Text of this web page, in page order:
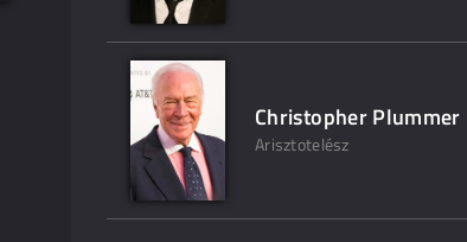
Christopher Plummer
Arisztotelész